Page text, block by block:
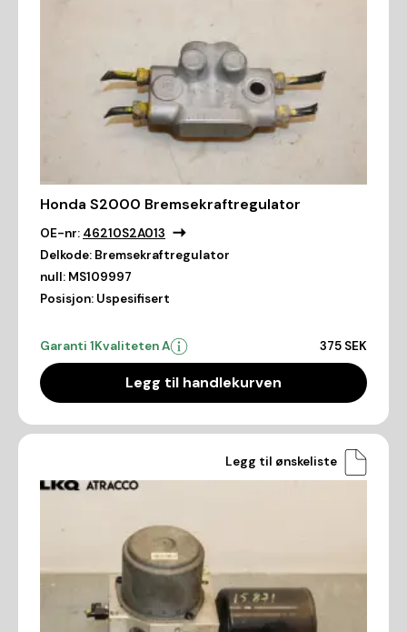
Honda S2000 Bremsekraftregulator
OE-nr: 46210S2A013
Delkode: Bremsekraftregulator
null: MS109997
Posisjon: Uspesifisert
Garanti 1Kvaliteten A 375 SEK
Legg til handlekurven
Legg til ønskeliste